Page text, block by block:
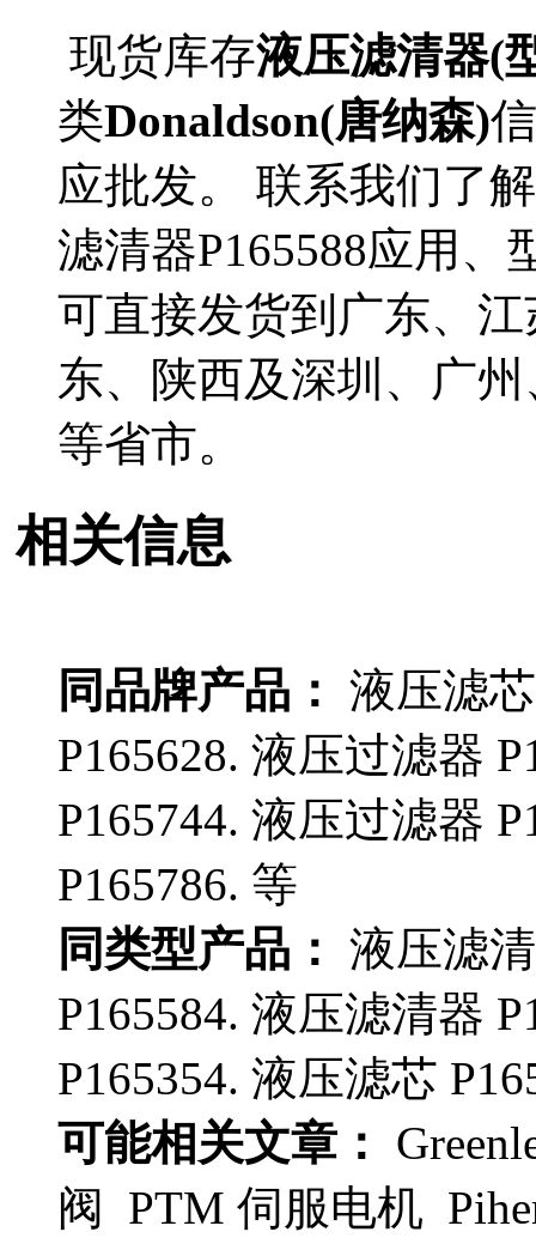
现货库存液压滤清器(
类Donaldson(唐纳森)
应批发。 联系我们了
滤清器P165588应用、
可直接发货到广东、
东、陕西及深圳、广
等省市。
相关信息
同品牌产品： 液压滤
P165628. 液压过滤器
P165744. 液压过滤器
P165786. 等
同类型产品： 液压滤
P165584. 液压滤清器
P165354. 液压滤芯
可能相关文章：
阀 PTM 伺服电机